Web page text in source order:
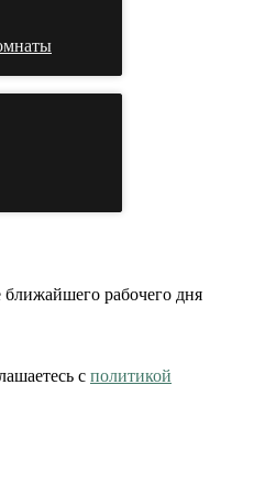
рабочего дня
с политикой